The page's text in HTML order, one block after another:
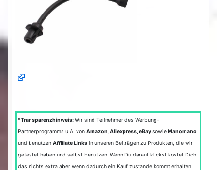
*Transparenzhinweis:Wir sind Teilnehmer des Werbung-
Partnerprogramms u.A. von Amazon, Aliexpress, eBaysowieManomano
und benutzen Affiliate Links in unseren Beiträgen zu Produkten, die wir
getestet haben und selbst benutzen. Wenn Du darauf klickst kostet Dich
das nichts extra aber wenn dadurch ein Kauf zustande kommt erhalten